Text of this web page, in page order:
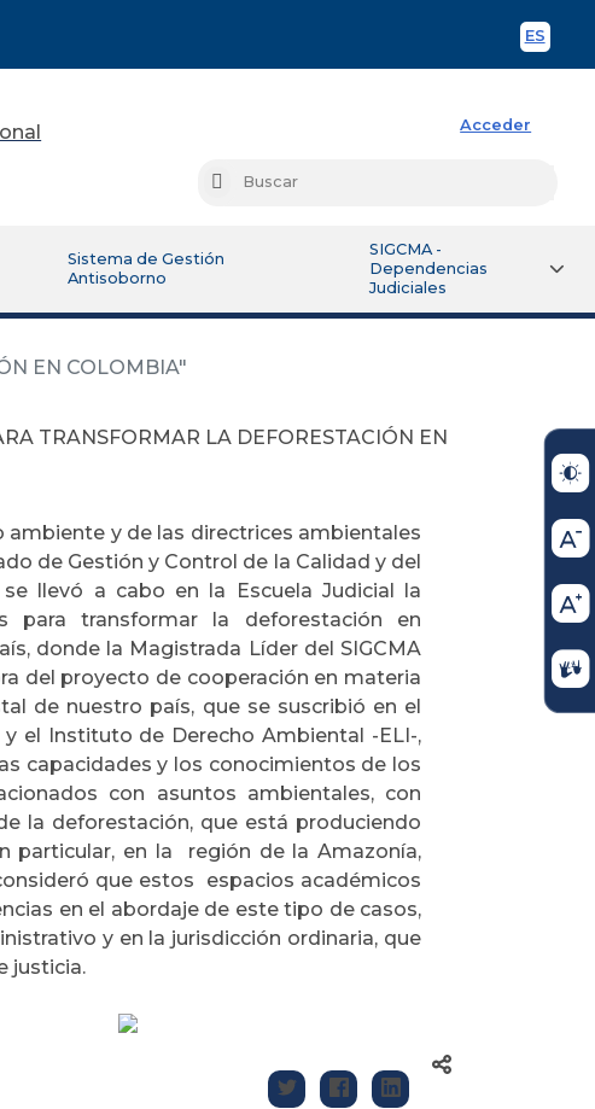
ES
Acceder
Buscar
Sistema de Gestión
Antisoborno
SIGCMA -
Dependencias
Judiciales
EN COLOMBIA"
TRANSFORMAR LA DEFORESTACIÓN EN
y de las directrices ambientales
de Gestión y Control de la Calidad y del
llevó a cabo en la Escuela Judicial la
para transformar la deforestación en
donde la Magistrada Líder del SIGCMA
del proyecto de cooperación en materia
de nuestro país, que se suscribió en el
el Instituto de Derecho Ambiental -ELI-,
capacidades y los conocimientos de los
con asuntos ambientales, con
la deforestación, que está produciendo
particular, en la región de la Amazonía,
que estos espacios académicos
en el abordaje de este tipo de casos,
y en la jurisdicción ordinaria, que
justicia.